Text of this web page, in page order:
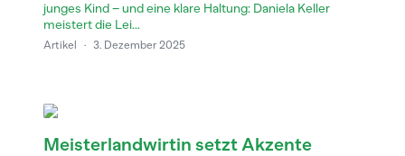
junges Kind – und eine klare Haltung: Daniela Keller
meistert die Lei...
Artikel · 3. Dezember 2025
Meisterlandwirtin setzt Akzente